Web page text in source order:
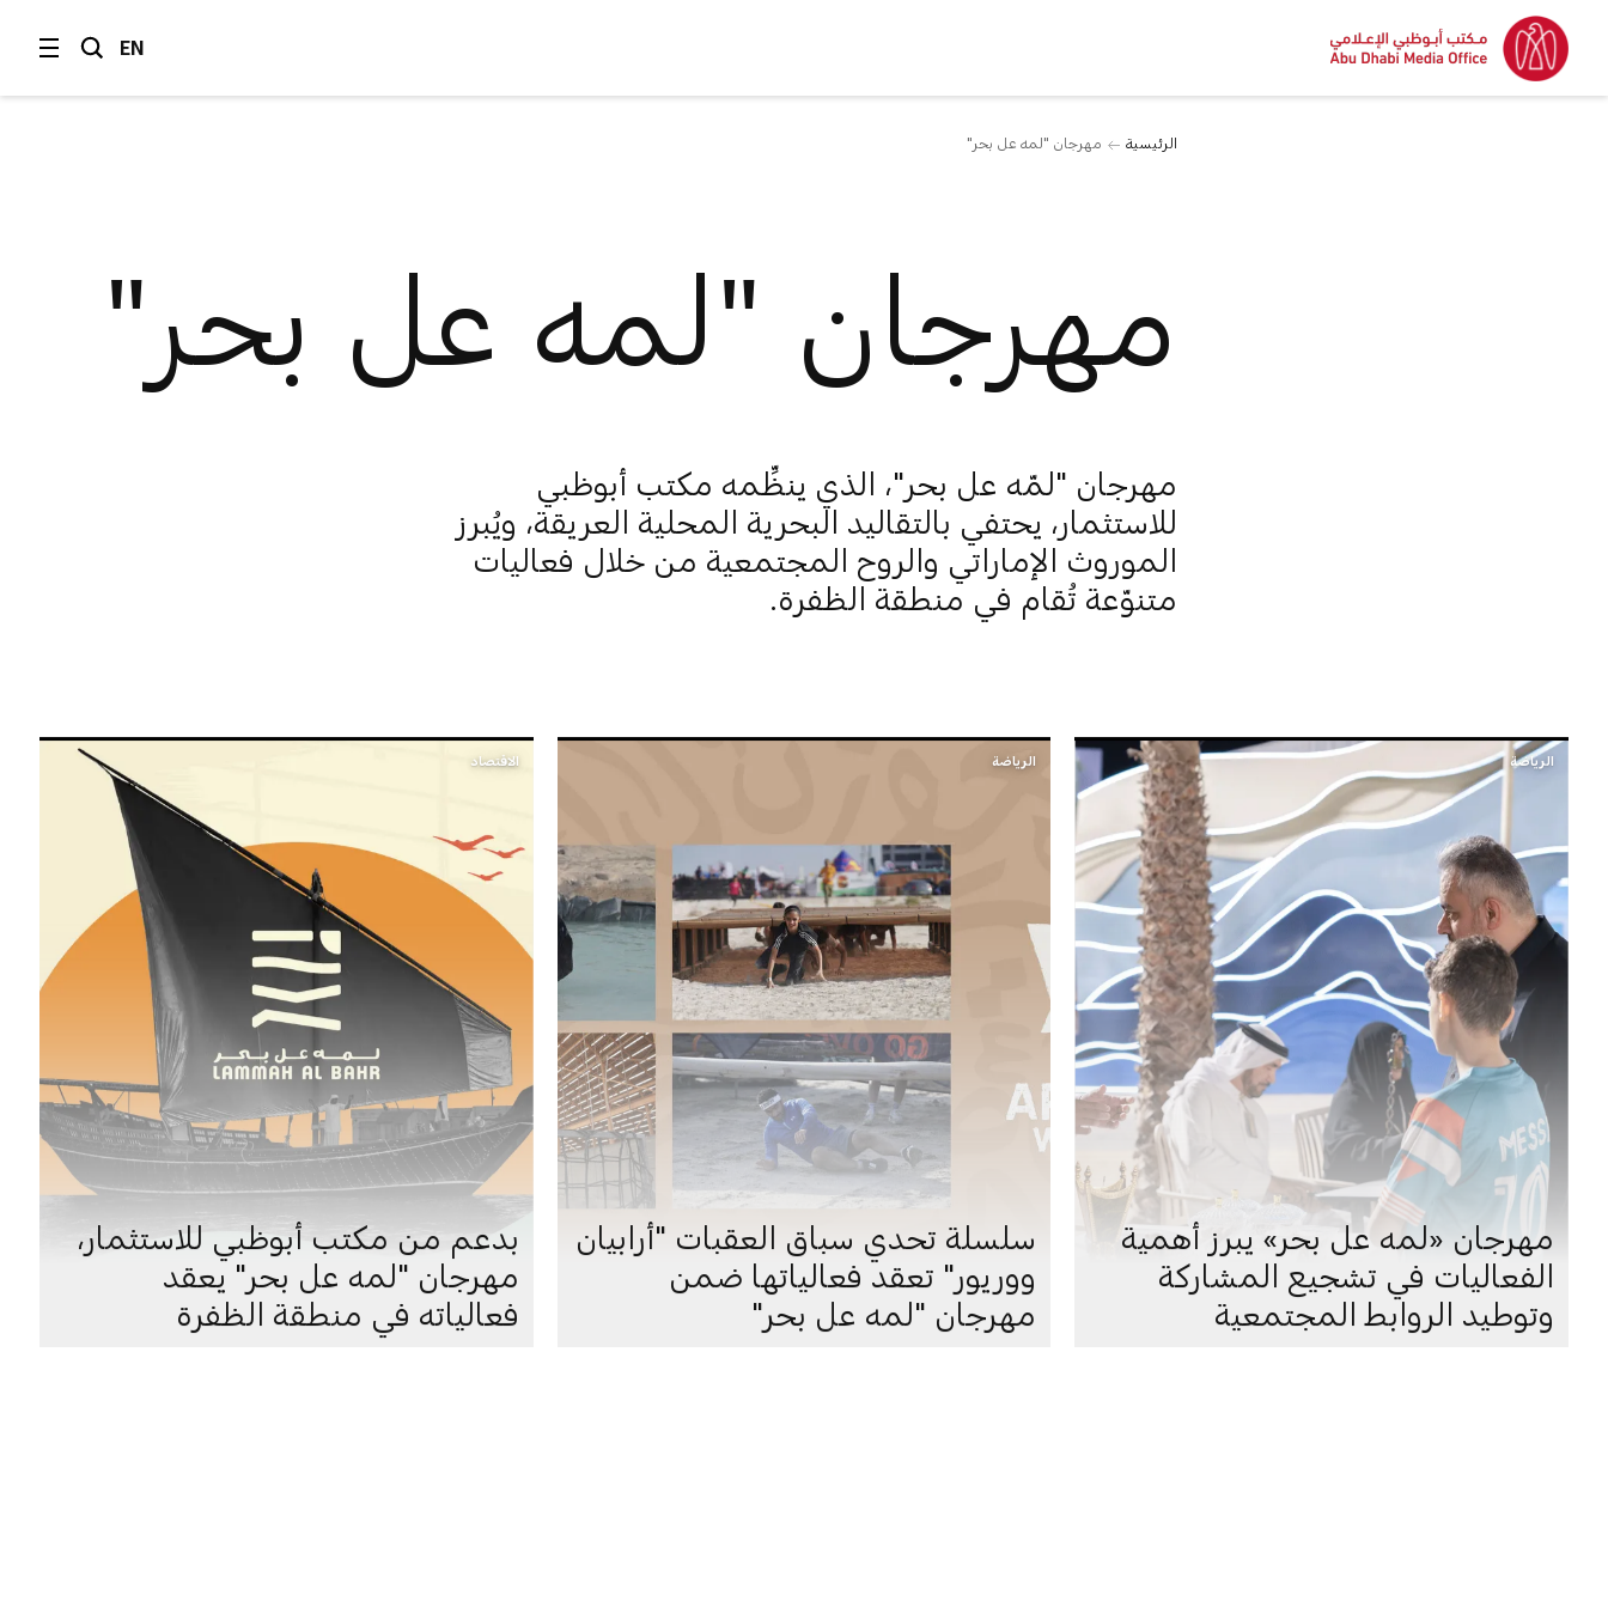
EN
الرئيسية مهرجان "لمه عل بحر"
مهرجان "لمه عل بحر"
مهرجان "لمّه عل بحر"، الذي ينظِّمه مكتب أبوظبي
للاستثمار، يحتفي بالتقاليد البحرية المحلية العريقة، ويُبرز
الموروث الإماراتي والروح المجتمعية من خلال فعاليات
متنوّعة تُقام في منطقة الظفرة.
الرياضة
مهرجان «لمه عل بحر» يبرز أهمية
الفعاليات في تشجيع المشاركة
وتوطيد الروابط المجتمعية
الرياضة
سلسلة تحدي سباق العقبات "أرابيان
ووريور" تعقد فعالياتها ضمن
مهرجان "لمه عل بحر"
الاقتصاد
بدعم من مكتب أبوظبي للاستثمار،
مهرجان "لمه عل بحر" يعقد
فعالياته في منطقة الظفرة